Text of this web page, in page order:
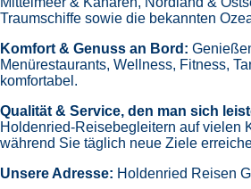
Traumschiffe sowie die bekannten
Komfort & Genuss an Bord:
Menürestaurants, Wellness, Fitness,
komfortabel.
Qualität & Service, den man sich
Holdenried-Reisebegleitern auf vielen
während Sie täglich neue Ziele
Unsere Adresse: Holdenried Reisen